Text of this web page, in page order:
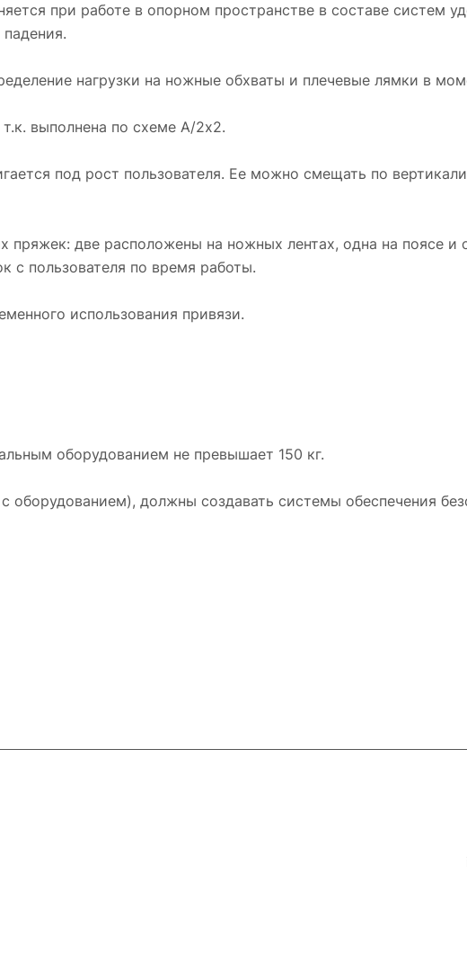
при работе в опорном пространстве в составе систем
нагрузки на ножные обхваты и плечевые лямки в
выполнена по схеме А/2х2.
под рост пользователя. Ее можно смещать по
две расположены на ножных лентах, одна на поясе и
с пользователя по время работы.
использования привязи.
оборудованием не превышает 150 кг.
оборудованием), должны создавать системы обеспечения